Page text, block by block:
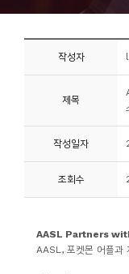
작성자
제목
작성일자
조회수
AASL Partners
AASL, 포켓몬 어플과
지
사
뮤